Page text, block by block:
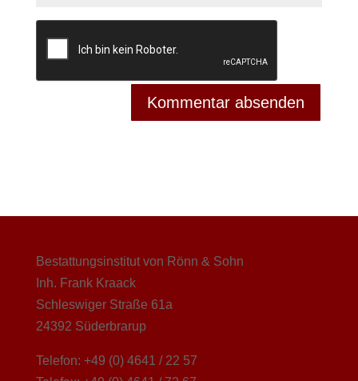
Bestattungsinstitut von Rönn & Sohn
Inh. Frank Kraack
Schleswiger Straße 61a
24392 Süderbrarup
Telefon: +49 (0) 4641 / 22 57